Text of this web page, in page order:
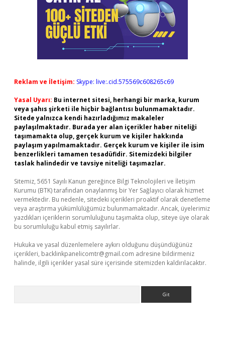
Reklam ve İletişim: Skype: live:.cid.575569c608265c69
Yasal Uyarı: Bu internet sitesi, herhangi bir marka, kurum
veya şahıs şirketi ile hiçbir bağlantısı bulunmamaktadır.
Sitede yalnızca kendi hazırladığımız makaleler
paylaşılmaktadır. Burada yer alan içerikler haber niteliği
taşımamakta olup, gerçek kurum ve kişiler hakkında
paylaşım yapılmamaktadır. Gerçek kurum ve kişiler ile isim
benzerlikleri tamamen tesadüfidir. Sitemizdeki bilgiler
taslak halindedir ve tavsiye niteliği taşımazlar.
Sitemiz, 5651 Sayılı Kanun gereğince Bilgi Teknolojileri ve İletişim
Kurumu (BTK) tarafından onaylanmış bir Yer Sağlayıcı olarak hizmet
vermektedir. Bu nedenle, sitedeki içerikleri proaktif olarak denetleme
veya araştırma yükümlülüğümüz bulunmamaktadır. Ancak, üyelerimiz
yazdıkları içeriklerin sorumluluğunu taşımakta olup, siteye üye olarak
bu sorumluluğu kabul etmiş sayılırlar.
Hukuka ve yasal düzenlemelere aykırı olduğunu düşündüğünüz
içerikleri, backlinkpanelicomtr@gmail.com adresine bildirmeniz
halinde, ilgili içerikler yasal süre içerisinde sitemizden kaldırılacaktır.